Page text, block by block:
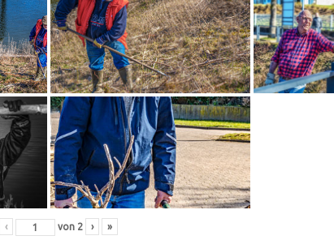
‹ von 2 › »